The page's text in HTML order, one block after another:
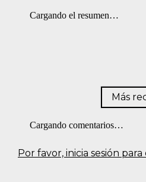
Cargando el resumen…
Por favor, inicia sesión
Más
Cargando comentarios…